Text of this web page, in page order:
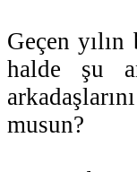
Geçen
halde şu
musun?